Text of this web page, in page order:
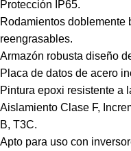
Protección IP65.
Rodamientos doblemente
reengrasables.
Armazón robusta diseño
Placa de datos de acero
Pintura epoxi resistente a
Aislamiento Clase F,
B, T3C.
Apto para uso con